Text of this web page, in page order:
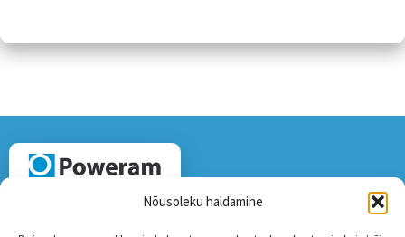
Nõusoleku haldamine
Usaldusväärseim lahenduste pakkuja katkematu